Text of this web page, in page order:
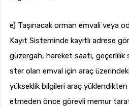
e) Taşınacak orman emvali veya
Kayıt Sisteminde kayıtlı adrese
güzergah, hareket saati, geçerlilik
ster olan emval için araç
yükseklik bilgileri araç
etmeden önce görevli memur